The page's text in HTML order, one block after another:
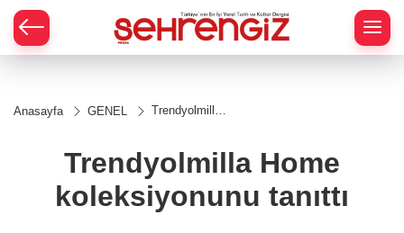
Anasayfa GENEL
Trendyolmilla
tanıttı
Trendyolmilla Home
koleksiyonunu tanıttı